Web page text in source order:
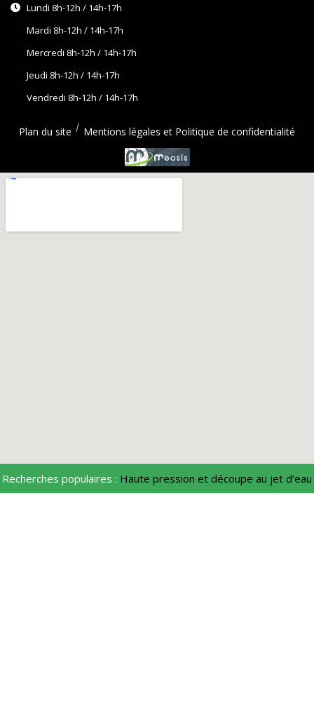
Lundi 8h-12h / 14h-17h
Mardi 8h-12h / 14h-17h
Mercredi 8h-12h / 14h-17h
Jeudi 8h-12h / 14h-17h
Vendredi 8h-12h / 14h-17h
Plan du site Mentions légales et Politique de confidentialité
Recherches populaires : Haute pression et découpe au jet d’eau